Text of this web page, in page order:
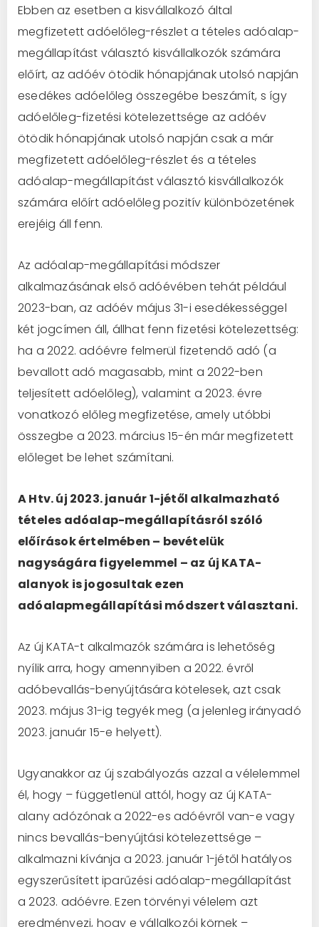
Ebben az esetben a kisvállalkozó által
megfizetett adóelőleg-részlet a tételes adóalap-
megállapítást választó kisvállalkozók számára
előírt, az adóév ötödik hónapjának utolsó napján
esedékes adóelőleg összegébe beszámít, s így
adóelőleg-fizetési kötelezettsége az adóév
ötödik hónapjának utolsó napján csak a már
megfizetett adóelőleg-részlet és a tételes
adóalap-megállapítást választó kisvállalkozók
számára előírt adóelőleg pozitív különbözetének
erejéig áll fenn.
Az adóalap-megállapítási módszer
alkalmazásának első adóévében tehát például
2023-ban, az adóév május 31-i esedékességgel
két jogcímen áll, állhat fenn fizetési kötelezettség:
ha a 2022. adóévre felmerül fizetendő adó (a
bevallott adó magasabb, mint a 2022-ben
teljesített adóelőleg), valamint a 2023. évre
vonatkozó előleg megfizetése, amely utóbbi
összegbe a 2023. március 15-én már megfizetett
előleget be lehet számítani.
A Htv. új 2023. január 1-jétől alkalmazható
tételes adóalap-megállapításról szóló
előírások értelmében – bevételük
nagyságára figyelemmel – az új KATA-
alanyok is jogosultak ezen
adóalapmegállapítási módszert választani.
Az új KATA-t alkalmazók számára is lehetőség
nyílik arra, hogy amennyiben a 2022. évről
adóbevallás-benyújtására kötelesek, azt csak
2023. május 31-ig tegyék meg (a jelenleg irányadó
2023. január 15-e helyett).
Ugyanakkor az új szabályozás azzal a vélelemmel
él, hogy – függetlenül attól, hogy az új KATA-
alany adózónak a 2022-es adóévről van-e vagy
nincs bevallás-benyújtási kötelezettsége –
alkalmazni kívánja a 2023. január 1-jétől hatályos
egyszerűsített iparűzési adóalap-megállapítást
a 2023. adóévre. Ezen törvényi vélelem azt
eredményezi, hogy e vállalkozói körnek –